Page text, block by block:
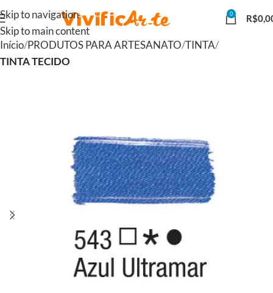
Skip to navigation
Skip to main content
0 R$
Início PRODUTOS PARA ARTESANATO TINTA
TINTA TECIDO